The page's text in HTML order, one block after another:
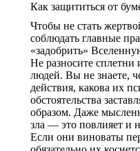
Как защититься от
Чтобы не стать
соблюдать главные
«задобрить»
Не разносите сплетни
людей. Вы не знаете,
действия, какова их
обстоятельства
образом. Даже
зла — это повлияет и
Если они виноваты